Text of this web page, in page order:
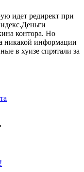
идет редирект при
контора. Но
никакой информации
в хуизе спрятали за